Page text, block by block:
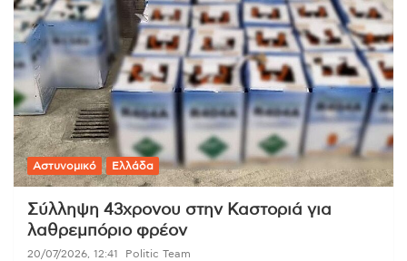
Αστυνομικό Ελλάδα
Σύλληψη 43χρονου στην Καστοριά για
λαθρεμπόριο φρέον
20/07/2026, 12:41 Politic Team